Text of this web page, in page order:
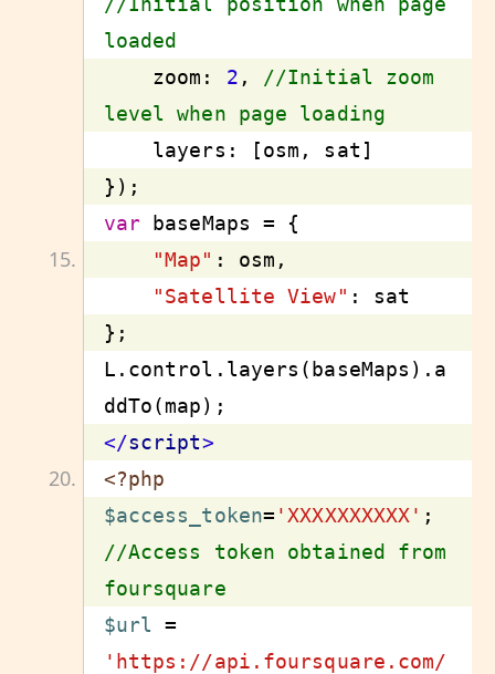
loaded
    zoom:
2 , //Initial zoom
level when page loading
var
"Map"
"Satellite View"
L.control.layers(baseMaps).a
</script>
<?php
$access_token= 'XXXXXXXXXX'
//Access token obtained from
foursquare
$url
'https://api.foursquare.com/